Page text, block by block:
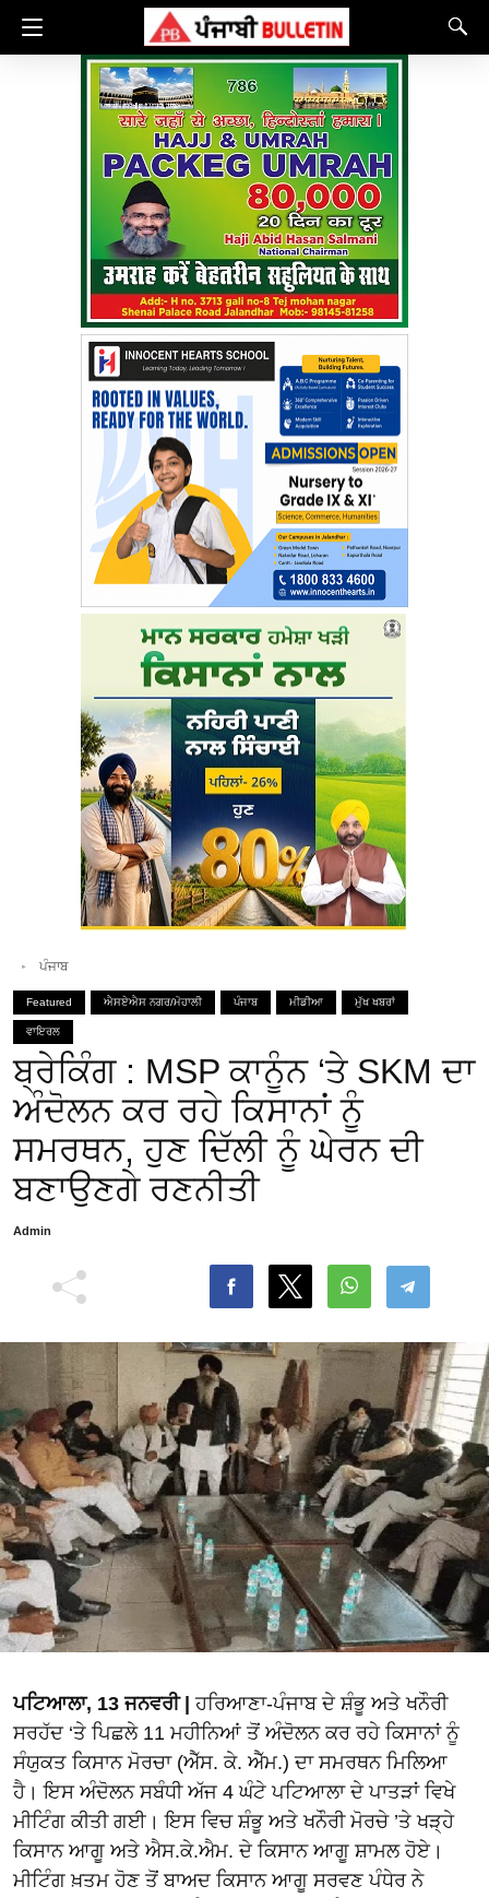
ਪੰਜਾਬ
Featured ਐਸਏਐਸ ਨਗਰ/ਮੋਹਾਲੀ ਪੰਜਾਬ ਮੀਡੀਆ ਮੁੱਖ ਖਬਰਾਂ
ਵਾਇਰਲ
ਬ੍ਰੇਕਿੰਗ : MSP ਕਾਨੂੰਨ ‘ਤੇ SKM ਦਾ
ਅੰਦੋਲਨ ਕਰ ਰਹੇ ਕਿਸਾਨਾਂ ਨੂੰ
ਸਮਰਥਨ, ਹੁਣ ਦਿੱਲੀ ਨੂੰ ਘੇਰਨ ਦੀ
ਬਣਾਉਣਗੇ ਰਣਨੀਤੀ
Admin
ਪਟਿਆਲਾ, 13 ਜਨਵਰੀ | ਹਰਿਆਣਾ-ਪੰਜਾਬ ਦੇ ਸ਼ੰਭੂ ਅਤੇ ਖਨੌਰੀ
ਸਰਹੱਦ ‘ਤੇ ਪਿਛਲੇ 11 ਮਹੀਨਿਆਂ ਤੋਂ ਅੰਦੋਲਨ ਕਰ ਰਹੇ ਕਿਸਾਨਾਂ ਨੂੰ
ਸੰਯੁਕਤ ਕਿਸਾਨ ਮੋਰਚਾ (ਐੱਸ. ਕੇ. ਐੱਮ.) ਦਾ ਸਮਰਥਨ ਮਿਲਿਆ
ਹੈ। ਇਸ ਅੰਦੋਲਨ ਸਬੰਧੀ ਅੱਜ 4 ਘੰਟੇ ਪਟਿਆਲਾ ਦੇ ਪਾਤੜਾਂ ਵਿਖੇ
ਮੀਟਿੰਗ ਕੀਤੀ ਗਈ। ਇਸ ਵਿਚ ਸ਼ੰਭੂ ਅਤੇ ਖਨੌਰੀ ਮੋਰਚੇ ’ਤੇ ਖੜ੍ਹੇ
ਕਿਸਾਨ ਆਗੂ ਅਤੇ ਐਸ.ਕੇ.ਐਮ. ਦੇ ਕਿਸਾਨ ਆਗੂ ਸ਼ਾਮਲ ਹੋਏ।
ਮੀਟਿੰਗ ਖ਼ਤਮ ਹੋਣ ਤੋਂ ਬਾਅਦ ਕਿਸਾਨ ਆਗੂ ਸਰਵਣ ਪੰਧੇਰ ਨੇ